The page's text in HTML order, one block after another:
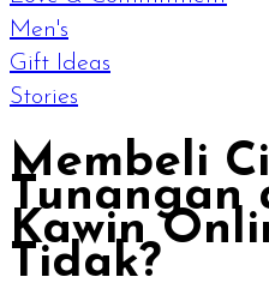
Men's
Gift Ideas
Stories
Membeli
Tunangan
Kawin
Tidak?